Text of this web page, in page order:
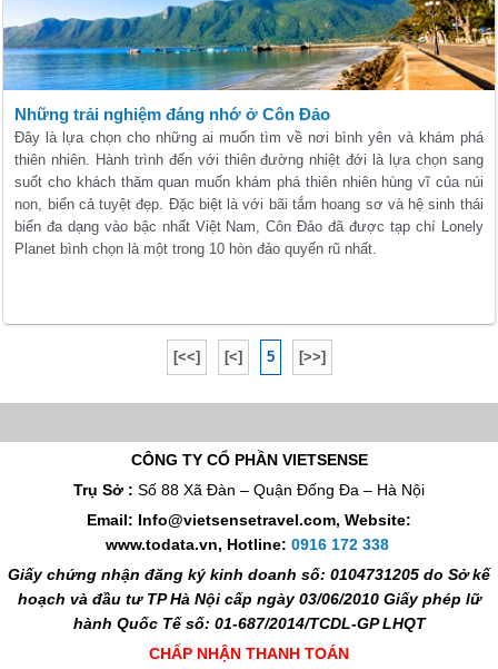
Những trải nghiệm đáng nhớ ở Côn Đảo
Đây là lựa chọn cho những ai muốn tìm về nơi bình yên và khám phá
thiên nhiên. Hành trình đến với thiên đường nhiệt đới là lựa chọn sang
suốt cho khách thăm quan muốn khám phá thiên nhiên hùng vĩ của núi
non, biển cả tuyệt đẹp. Đặc biệt là với bãi tắm hoang sơ và hệ sinh thái
biển đa dạng vào bậc nhất Việt Nam, Côn Đảo đã được tạp chí Lonely
Planet bình chọn là một trong 10 hòn đảo quyến rũ nhất.
[<<] [<] 5 [>>]
CÔNG TY CỔ PHẦN VIETSENSE
Trụ Sở : Số 88 Xã Đàn – Quận Đống Đa – Hà Nội
Email: Info@vietsensetravel.com, Website:
www.todata.vn, Hotline: 0916 172 338
Giấy chứng nhận đăng ký kinh doanh số: 0104731205 do Sở kế
hoạch và đầu tư TP Hà Nội cấp ngày 03/06/2010 Giấy phép lữ
hành Quốc Tế số: 01-687/2014/TCDL-GP LHQT
CHẤP NHẬN THANH TOÁN